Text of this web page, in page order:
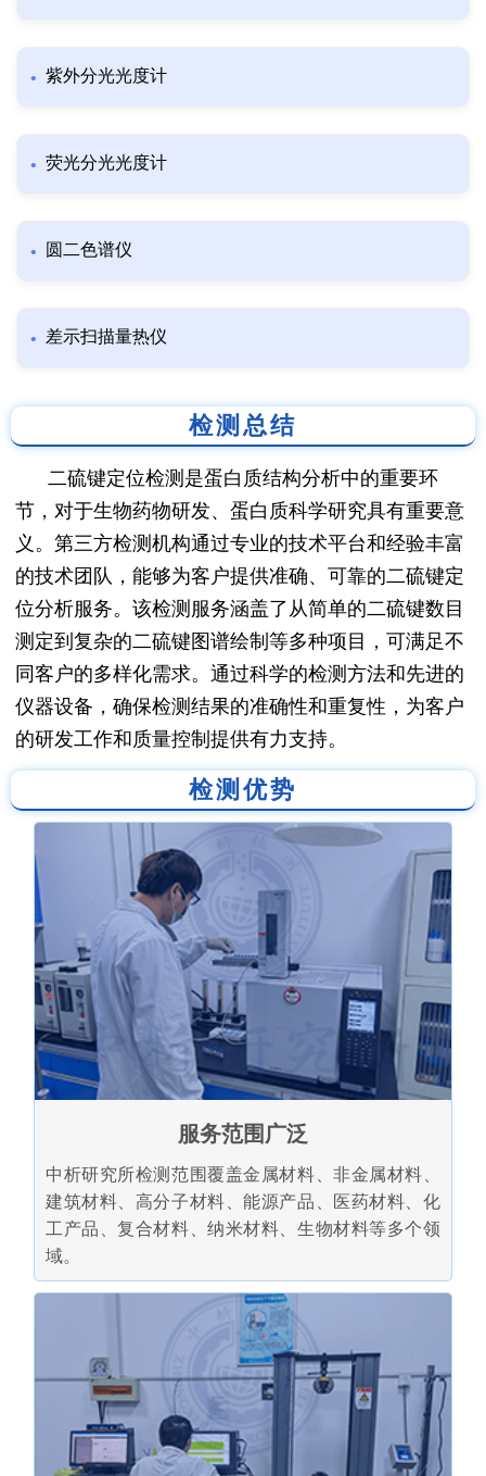
紫外分光光度计
荧光分光光度计
圆二色谱仪
差示扫描量热仪
检测总结
二硫键定位检测是蛋白质结构分析中的重要环
节，对于生物药物研发、蛋白质科学研究具有重要意
义。第三方检测机构通过专业的技术平台和经验丰富
的技术团队，能够为客户提供准确、可靠的二硫键定
位分析服务。该检测服务涵盖了从简单的二硫键数目
测定到复杂的二硫键图谱绘制等多种项目，可满足不
同客户的多样化需求。通过科学的检测方法和先进的
仪器设备，确保检测结果的准确性和重复性，为客户
的研发工作和质量控制提供有力支持。
检测优势
服务范围广泛
中析研究所检测范围覆盖金属材料、非金属材料、
建筑材料、高分子材料、能源产品、医药材料、化
工产品、复合材料、纳米材料、生物材料等多个领
域。